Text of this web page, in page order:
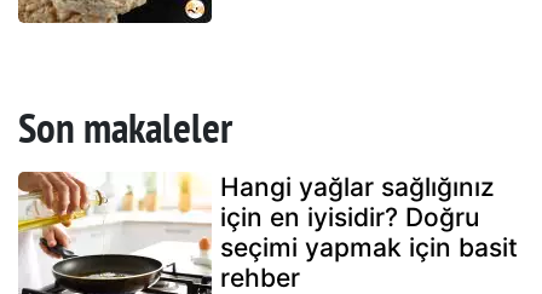
Son makaleler
Hangi yağlar sağlığınız
için en iyisidir? Doğru
seçimi yapmak için basit
rehber